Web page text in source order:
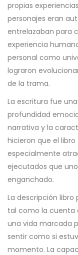
propias
personajes eran
entrelazaban para
experiencia
personal como
lograron
de la trama.
La escritura fue
profundidad
narrativa y la
hicieron que el
especialmente
ejecutados que
enganchado.
La descripción libro
tal como la cuenta
una vida marcada
sentir como si
momento. La